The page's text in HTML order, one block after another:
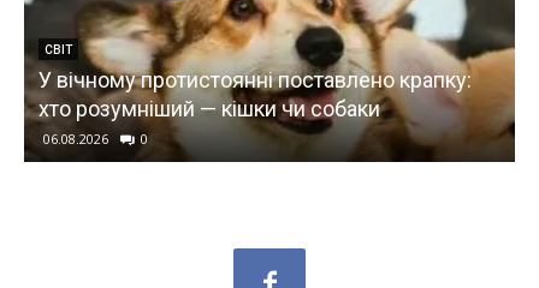
СВІТ
У вічному протистоянні поставлено крапку:
хто розумніший — кішки чи собаки
06.08.2026 0